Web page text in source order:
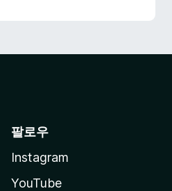
팔로우
Instagram
YouTube